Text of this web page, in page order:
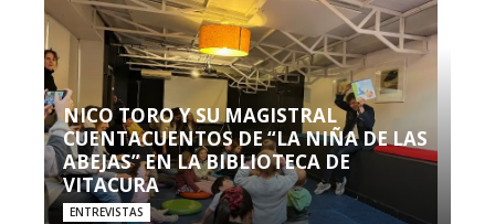
NICO TORO Y SU MAGISTRAL
CUENTACUENTOS DE “LA NIÑA DE LAS
ABEJAS” EN LA BIBLIOTECA DE
VITACURA
ENTREVISTAS